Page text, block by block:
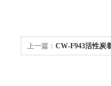
上一篇： CW-F943活性炭